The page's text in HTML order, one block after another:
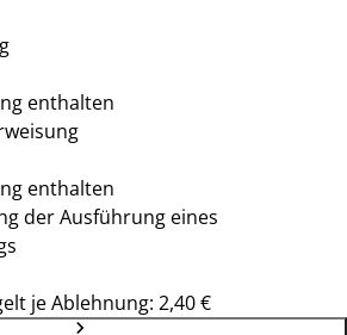
enthalten
enthalten
der Ausführung eines
je Ablehnung: 2,40 €